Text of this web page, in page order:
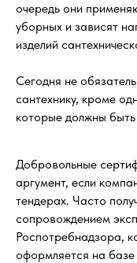
очередь они
уборных и зависят
изделий
Сегодня не
сантехнику, кроме
которые должны
Добровольные
аргумент, если
тендерах. Часто
сопровождением
Роспотребнадзора,
оформляется на